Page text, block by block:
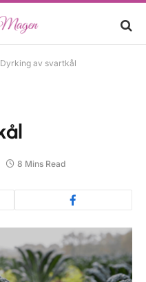
Dyrking av svartkål
8 Mins Read